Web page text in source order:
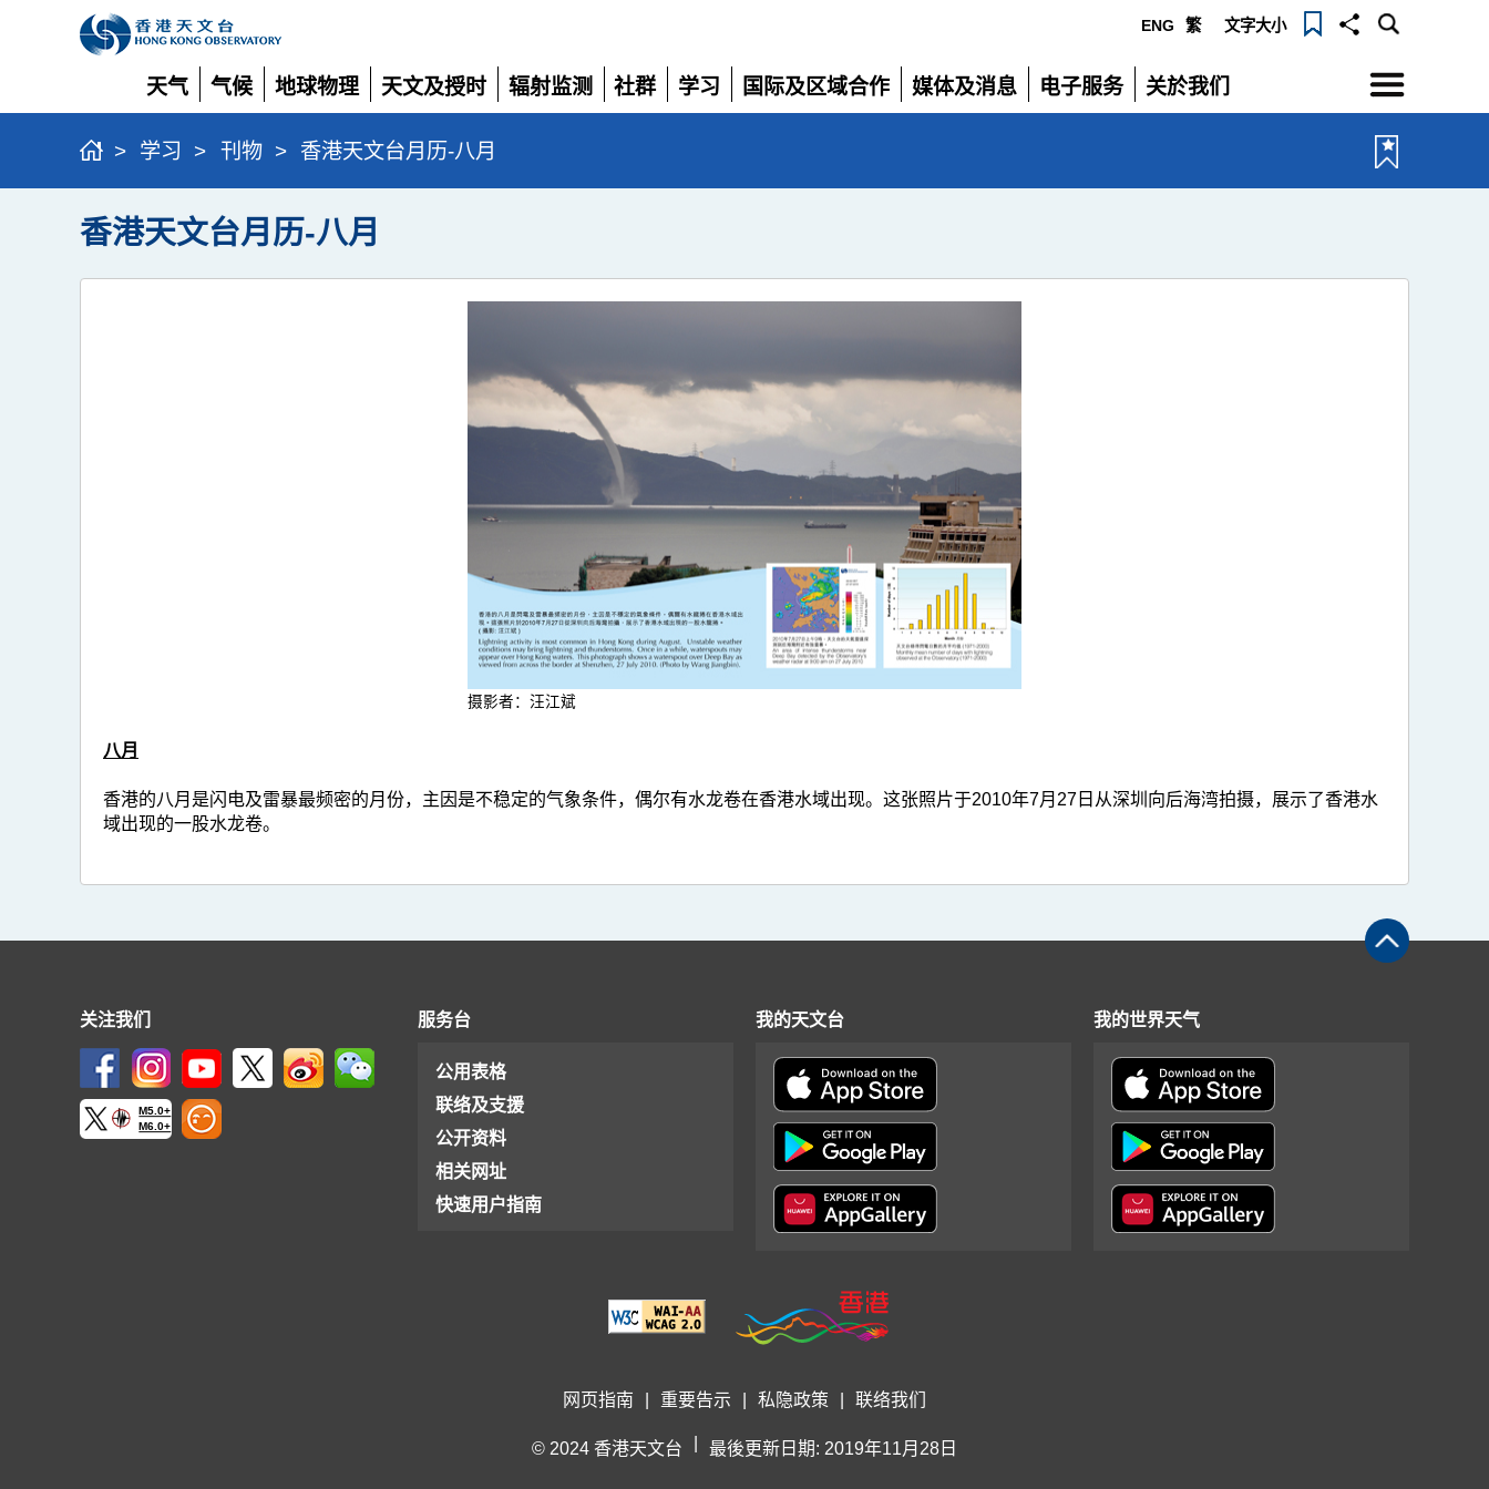
ENG 繁 文字大小
天气
展
开
气候
展
开
地球物理
展
开
天文及授时
展
开
辐射监测
展
社群
展
学习
展
国际及区域合作
展
媒体及消息
展
电子服务
展
关於我们
展
选
单
> 学习 > 刊物 > 香港天文台月历-八月
香港天文台月历-八月
摄影者：汪江斌
八月
香港的八月是闪电及雷暴最频密的月份，主因是不稳定的气象条件，偶尔有水龙卷在香港水域出现。这张照片于2010年7月27日从深圳向后海湾拍摄，展示了香港水
域出现的一股水龙卷。
关注我们
M5.0+
M6.0+
服务台
公用表格
联络及支援
公开资料
相关网址
快速用户指南
我的天文台 我的世界天气
网页指南 重要告示 私隐政策 联络我们
© 2024 香港天文台 最後更新日期: 2019年11月28日